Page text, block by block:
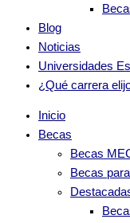
Blog
Noticias
Universidades
¿Qué carrera
Inicio
Becas
Becas
Becas